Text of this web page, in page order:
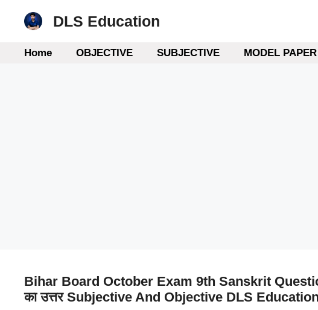
DLS Education
Home OBJECTIVE SUBJECTIVE MODEL PAPER
Bihar Board October Exam 9th Sanskrit
का उत्तर Subjective And Objective DLS Education